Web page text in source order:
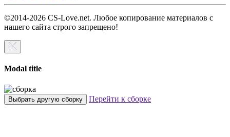
©2014-2026 CS-Love.net. Любое копирование материалов с
нашего сайта строго запрещено!
Modal title
Выбрать другую сборку Перейти к сборке